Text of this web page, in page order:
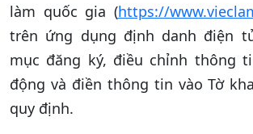
làm quốc gia (https://
trên ứng dụng định danh điện
mục đăng ký, điều chỉnh thông
động và điền thông tin vào Tờ
quy định.